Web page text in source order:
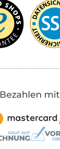
Bezahlen mit